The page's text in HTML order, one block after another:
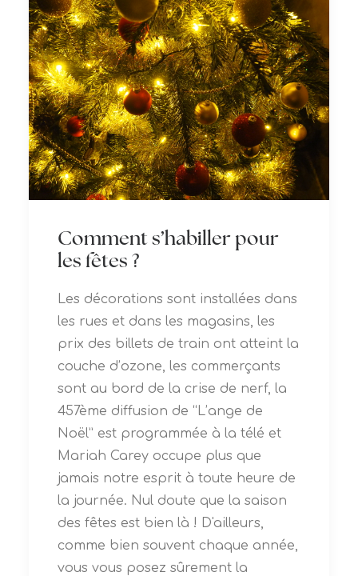
Comment s’habiller pour
les fêtes ?
Les décorations sont installées dans
les rues et dans les magasins, les
prix des billets de train ont atteint la
couche d’ozone, les commerçants
sont au bord de la crise de nerf, la
457ème diffusion de “L’ange de
Noël” est programmée à la télé et
Mariah Carey occupe plus que
jamais notre esprit à toute heure de
la journée. Nul doute que la saison
des fêtes est bien là ! D'ailleurs,
comme bien souvent chaque année,
vous vous posez sûrement la